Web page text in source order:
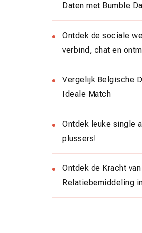
Daten met Bumble
Ontdek de sociale
verbind, chat en
Vergelijk Belgische
Ideale Match
Ontdek leuke single
plussers!
Ontdek de Kracht
Relatiebemiddeling